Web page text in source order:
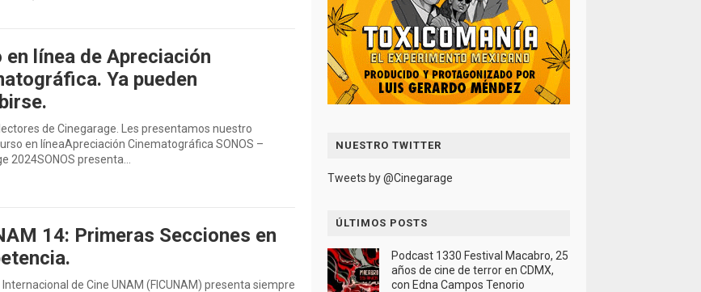
en línea de Apreciación
Ya pueden
de Cinegarage. Les presentamos nuestro
en líneaApreciación Cinematográfica SONOS –
2024SONOS presenta…
14: Primeras Secciones en
Internacional de Cine UNAM (FICUNAM) presenta siempre
NUESTRO TWITTER
Tweets by @Cinegarage
ÚLTIMOS POSTS
Podcast 1330 Festival Macabro, 25
años de cine de terror en CDMX,
con Edna Campos Tenorio